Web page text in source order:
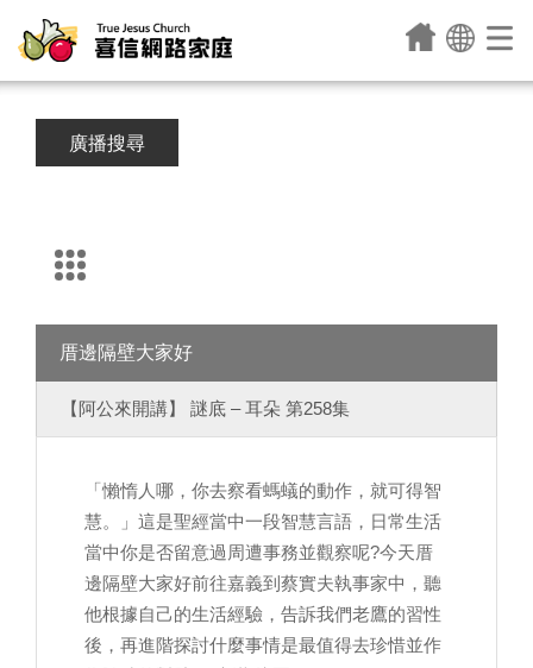
廣播搜尋
厝邊隔壁大家好
【阿公來開講】 謎底 – 耳朵 第258集
「懶惰人哪，你去察看螞蟻的動作，就可得智
慧。」這是聖經當中一段智慧言語，日常生活
當中你是否留意過周遭事務並觀察呢?今天厝
邊隔壁大家好前往嘉義到蔡實夫執事家中，聽
他根據自己的生活經驗，告訴我們老鷹的習性
後，再進階探討什麼事情是最值得去珍惜並作